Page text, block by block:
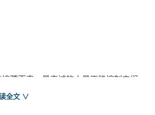
踵而来，最真诚的人最不能控制它们。
全文 ∨